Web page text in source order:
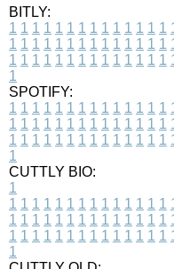
BITLY:
1 1 1 1 1 1 1 1 1 1 1 1 1 1
1 1 1 1 1 1 1 1 1 1 1 1 1 1
1 1 1 1 1 1 1 1 1 1 1 1 1 1
1
SPOTIFY:
1 1 1 1 1 1 1 1 1 1 1 1 1 1
1 1 1 1 1 1 1 1 1 1 1 1 1 1
1 1 1 1 1 1 1 1 1 1 1 1 1 1
1
CUTTLY BIO:
1
1 1 1 1 1 1 1 1 1 1 1 1 1 1
1 1 1 1 1 1 1 1 1 1 1 1 1 1
1 1 1 1 1 1 1 1 1 1 1 1 1 1
1